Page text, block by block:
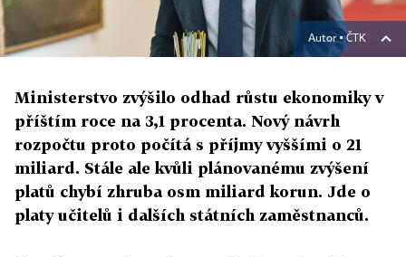
Autor ▪ČTK
Ministerstvo zvýšilo odhad růstu ekonomiky v
příštím roce na 3,1 procenta. Nový návrh
rozpočtu proto počítá s příjmy vyššími o 21
miliard. Stále ale kvůli plánovanému zvýšení
platů chybí zhruba osm miliard korun. Jde o
platy učitelů i dalších státních zaměstnanců.